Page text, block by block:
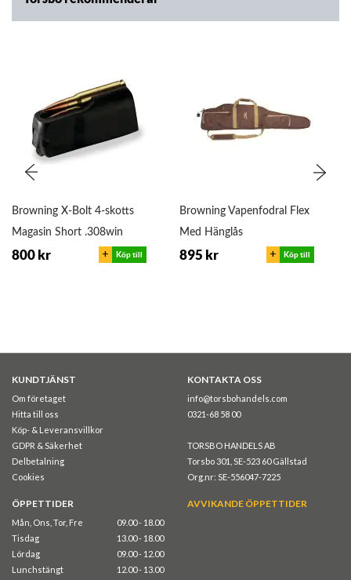
Browning X-Bolt 4-skotts
Magasin Short .308win
.243win
800 kr + Köp till
Browning Vapenfodral Flex
Med Hänglås
895 kr + Köp till
KUNDTJÄNST
Om företaget
Hitta till oss
Köp- & Leveransvillkor
GDPR & Säkerhet
Delbetalning
Cookies
KONTAKTA OSS
info@torsbohandels.com
0321-68 58 00
TORSBO HANDELS AB
Torsbo 301, SE-523 60 Gällstad
Org.nr: SE-556047-7225
ÖPPETTIDER
Mån, Ons, Tor, Fre
09.00 - 18.00
Tisdag
13.00 - 18.00
Lördag
09.00 - 12.00
Lunchstängt
12.00 - 13.00
AVVIKANDE ÖPPETTIDER